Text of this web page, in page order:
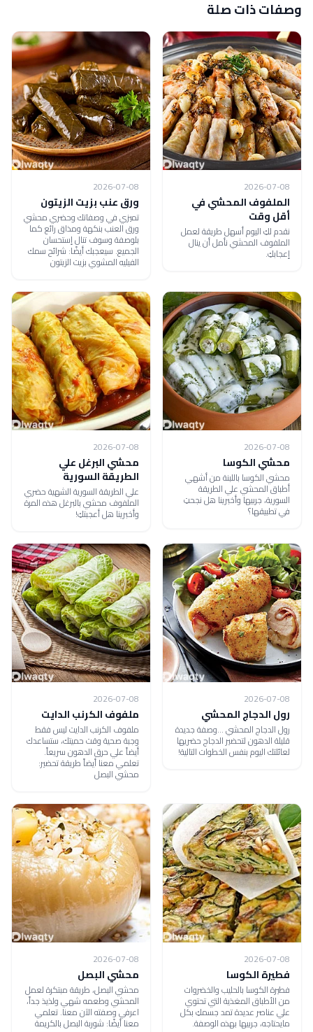
وصفات ذات صلة
2026-07-08
الملفوف المحشي في
أقل وقت
نقدم لكِ اليوم أسهل طريقة لعمل
الملفوف المحشي نأمل أن ينال
إعجابكِ.
2026-07-08
ورق عنب بزيت الزيتون
تميزي في وصفاتك وحضري محشي
ورق العنب بنكهة ومذاق رائع كما
بلوصفة وسوف تنال إستحسان
الجميع. سيعجبك أيضًا: شرائح سمك
الفيليه المشوي بزيت الزيتون
2026-07-08
محشي الكوسا
محشي الكوسا باللبنة من أشهي
أطباق المحشي علي الطريقة
السورية، جربيها وأخبرينا هل نجحتِ
في تطبيقها؟
2026-07-08
محشي البرغل علي
الطريقة السورية
علي الطريقة السورية الشهية حضري
الملفوف محشي بالبرغل هذه المرة
وأخبرينا هل أعجبتكِ!
2026-07-08
رول الدجاج المحشي
رول الدجاج المحشي ...وصفة جديدة
قليلة الدهون لتحضير الدجاج حضريها
لعائلتك اليوم بنفس الخطوات التالية!
2026-07-08
ملفوف الكرنب الدايت
ملفوف الكرنب الدايت ليس فقط
وجبة صحية وقت حميتك، ستساعدك
أيضاً علي حرق الدهون سريعاً.
تعلمي معنا أيضاً طريقة تحضير:
محشي البصل
2026-07-08
فطيرة الكوسا
فطيرة الكوسا بالحليب والخضروات
من الأطباق المغذية التي تحتوي
علي عناصر عديدة تمد جسمكِ بكل
مايحتاجه، جربيها بهذه الوصفة.
2026-07-08
محشي البصل
محشي البصل، طريقة مبتكرة لعمل
المحشي وطعمه شهي ولذيذ جداً،
اعرفي وصفته الآن معنا. تعلمي
معنا أيضًا: شوربة البصل بالكريمة